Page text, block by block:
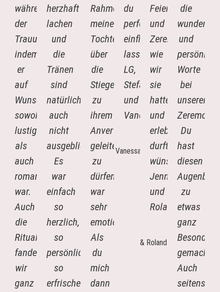
während
der
Trauung,
indem
er
auf
Wunsch
sowohl
lustig
als
auch
romantisch
war.
Auch
die
Rituale
fanden
wir
ganz
herzhaft
lachen
und
die
Tränen
sind
natürlich
auch
nicht
ausgeblieben.
Es
war
einfach
so
herzlich,
so
persönlich,
so
erfrischend
Rahmen
meine
Tochter
über
die
Stiege
zu
ihrem
Anvertrauten
geleiten
zu
dürfen,
war
sehr
emotional.
Als
du
mich
dann
du
perfekt
einfließen
lassen.
LG,
Stefan
und
Vanessa
Stefan
&
Vanessa
Feier
und
Zeremonie
wie
wir
sie
hatten,
und
erleben
durften
wünschen.
Jennifer
und
Roland
&
Roland
die
und
Worte
bei
unserer
Du
hast
diesen
zu
etwas
ganz
gemacht.
Auch
seitens